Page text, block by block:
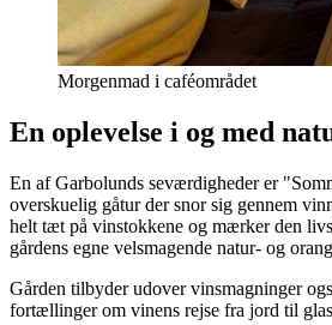
Morgenmad i caféområdet
En oplevelse i og med
En af Garbolunds seværdigheder er
overskuelig gåtur der snor sig gennem
helt tæt på vinstokkene og mærker den
gårdens egne velsmagende natur- og
Gården tilbyder udover vinsmagninger
fortællinger om vinens rejse fra jord til